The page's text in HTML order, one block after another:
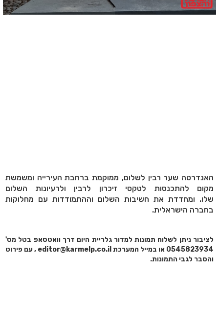
האנדרטה שער רבין לשלום, ממוקמת ברחבת העירייה ומשמשת
מקום להתכנסות לטקסי זיכרון לרבין ולרעיונות השלום
שלו. ומחדדת את חשיבות השלום וההתמודדות עם מחלוקות
בחברה הישראלית.
לציבור ניתן לשלוח תמונות למדור גלריית היום דרך וואטסאפ בטל מס'
0545823934 או במייל המערכת editor@karmelp.co.il , עם פירוט
והסבר לגבי התמונות.